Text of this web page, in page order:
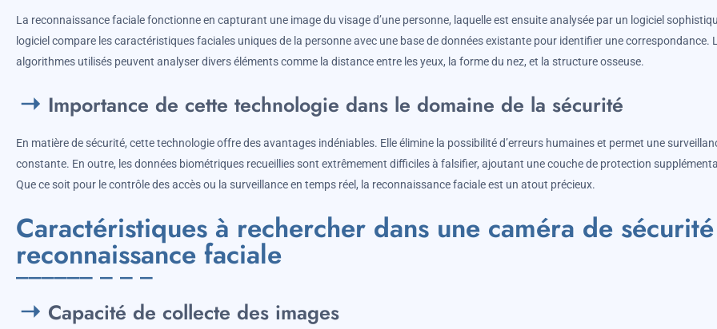
La reconnaissance faciale fonctionne en capturant une image du visage d’une personne, laquelle est ensuite analysée par un logiciel
logiciel compare les caractéristiques faciales uniques de la personne avec une base de données existante pour identifier une correspondance.
algorithmes utilisés peuvent analyser divers éléments comme la distance entre les yeux, la forme du nez, et la structure osseuse.
Importance de cette technologie dans le domaine de la sécurité
En matière de sécurité, cette technologie offre des avantages indéniables. Elle élimine la possibilité d’erreurs humaines et permet une
constante. En outre, les données biométriques recueillies sont extrêmement difficiles à falsifier, ajoutant une couche de protection
Que ce soit pour le contrôle des accès ou la surveillance en temps réel, la reconnaissance faciale est un atout précieux.
Caractéristiques à rechercher dans une caméra de
reconnaissance faciale
Capacité de collecte des images